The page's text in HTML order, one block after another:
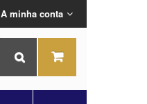
A minha conta